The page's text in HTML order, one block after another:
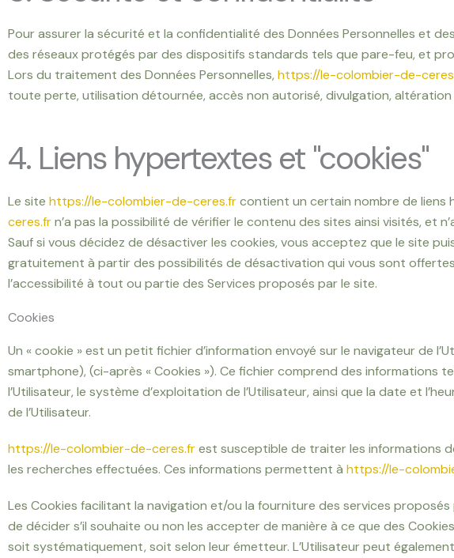
Pour assurer la sécurité et la confidentialité des Données Personnelles et
des réseaux protégés par des dispositifs standards tels que pare-feu, et
Lors du traitement des Données Personnelles, https://le-colombier-de-
toute perte, utilisation détournée, accès non autorisé, divulgation,
4. Liens hypertextes et "cookies"
Le site https://le-colombier-de-ceres.frcontient un certain nombre de liens
ceres.frn’a pas la possibilité de vérifier le contenu des sites ainsi visités, et
Sauf si vous décidez de désactiver les cookies, vous acceptez que le site
gratuitement à partir des possibilités de désactivation qui vous sont
l’accessibilité à tout ou partie des Services proposés par le site.
Cookies
Un « cookie » est un petit fichier d’information envoyé sur le navigateur de
smartphone), (ci-après « Cookies »). Ce fichier comprend des informations
l’Utilisateur, le système d’exploitation de l’Utilisateur, ainsi que la date et
de l’Utilisateur.
https://le-colombier-de-ceres.frest susceptible de traiter les informations
les recherches effectuées. Ces informations permettent à https://le-
Les Cookies facilitant la navigation et/ou la fourniture des services
de décider s’il souhaite ou non les accepter de manière à ce que des
soit systématiquement, soit selon leur émetteur. L’Utilisateur peut